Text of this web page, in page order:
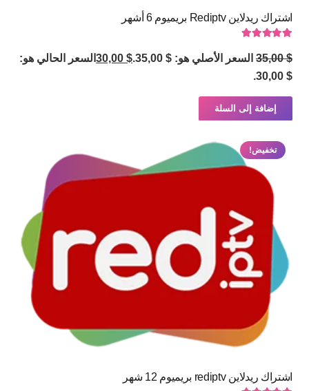
اشتراك ريدلاين Rediptv بريميوم 6 أشهر
$
35,00 السعر الأصلي هو: $ 35,00. $
السعر الحالي هو:
$ 30,00.
إضافة إلى السلة
تخفيض!
اشتراك ريدلاين rediptv بريميوم 12 شهر